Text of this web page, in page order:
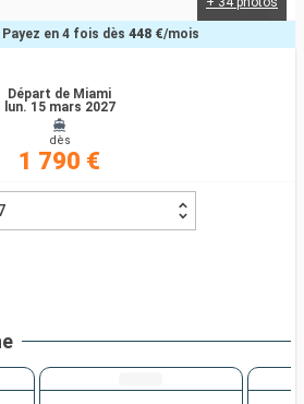
Départ de Miami
lun. 15 mars 2027
dès
1 790 €
Payez en 4 fois dès 448 €/mois
Compagnies
Rechercher